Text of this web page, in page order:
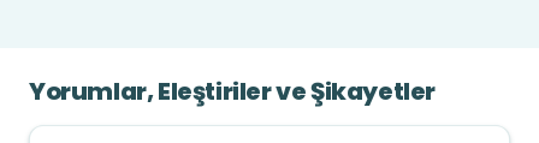
Yorumlar, Eleştiriler ve Şikayetler